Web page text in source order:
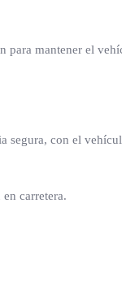
para mantener el
con el
carretera.